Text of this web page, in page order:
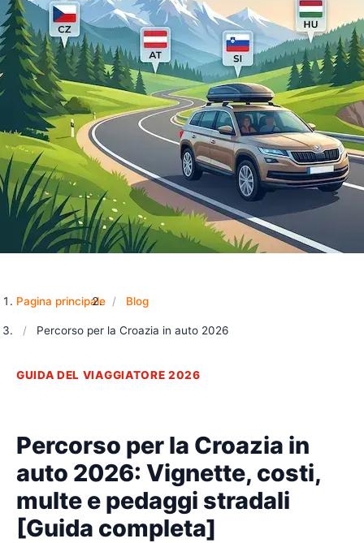
Pagina principale Blog
Percorso per la Croazia in auto 2026
GUIDA DEL VIAGGIATORE 2026
Percorso per la Croazia in
auto 2026: Vignette, costi,
multe e pedaggi stradali
[Guida completa]